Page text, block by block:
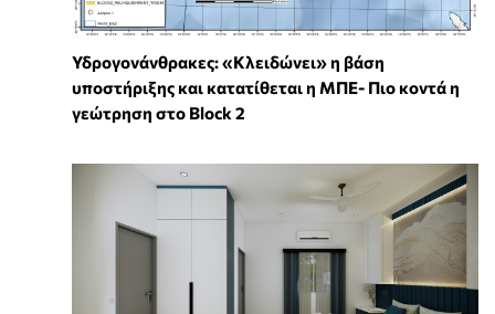
Υδρογονάνθρακες: «Κλειδώνει» η βάση
υποστήριξης και κατατίθεται η ΜΠΕ- Πιο κοντά η
γεώτρηση στο Block 2